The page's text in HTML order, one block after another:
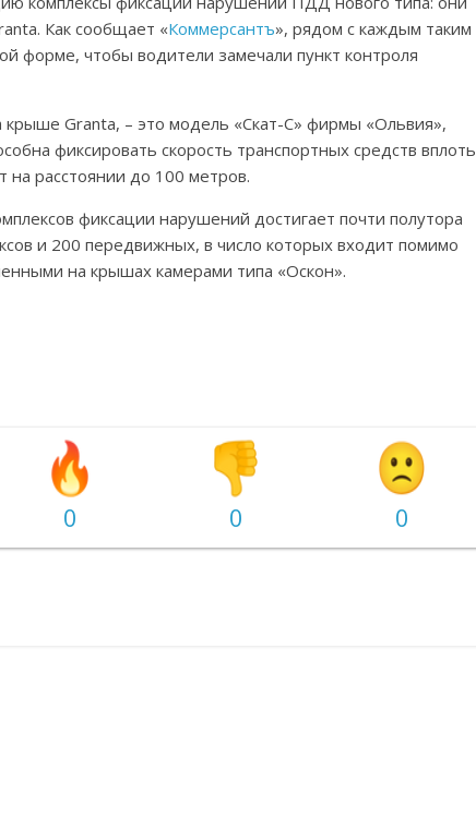
Как сообщает «Коммерсантъ», рядом с каждым таким
форме, чтобы водители замечали пункт контроля
крыше Granta, – это модель «Скат-С» фирмы «Ольвия»,
фиксировать скорость транспортных средств вплоть
на расстоянии до 100 метров.
фиксации нарушений достигает почти полутора
и 200 передвижных, в число которых входит помимо
на крышах камерами типа «Оскон».
0 0 0